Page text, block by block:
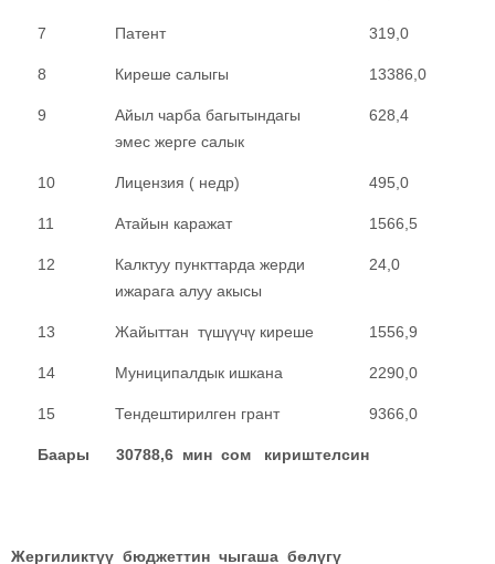
7 Патент 319,0
8 Киреше салыгы 13386,0
9
Айыл чарба багытындагы
эмес жерге салык
628,4
10 Лицензия ( недр) 495,0
11 Атайын каражат 1566,5
12
Калктуу пункттарда жерди
ижарага алуу акысы
24,0
13 Жайыттан түшүүчү киреше 1556,9
14 Муниципалдык ишкана 2290,0
15 Тендештирилген грант 9366,0
Баары 30788,6 мин сом кириштелсин
Жергиликтүү бюджеттин чыгаша бөлүгү